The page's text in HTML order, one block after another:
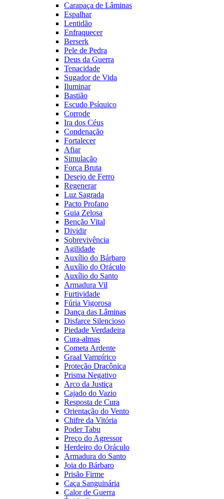
Carapaça de Lâminas
Espalhar
Lentidão
Enfraquecer
Berserk
Pele de Pedra
Deus da Guerra
Tenacidade
Sugador de Vida
Iluminar
Bastião
Escudo Psíquico
Corrode
Ira dos Céus
Condenação
Fortalecer
Afiar
Simulação
Força Bruta
Desejo de Ferro
Regenerar
Luz Sagrada
Pacto Profano
Guia Zelosa
Benção Vital
Dividir
Sobrevivência
Agilidade
Auxílio do Bárbaro
Auxílio do Oráculo
Auxílio do Santo
Armadura Vil
Furtividade
Fúria Vigorosa
Dança das Lâminas
Disfarce Silencioso
Piedade Verdadeira
Cura-almas
Cometa Ardente
Graal Vampírico
Proteção Dracônica
Prisma Negativo
Arco da Justiça
Cajado do Vazio
Resposta de Cura
Orientação do Vento
Chifre da Vitória
Poder Tabu
Preço do Agressor
Herdeiro do Oráculo
Armadura do Santo
Joia do Bárbaro
Prisão Firme
Caça Sanguinária
Calor de Guerra